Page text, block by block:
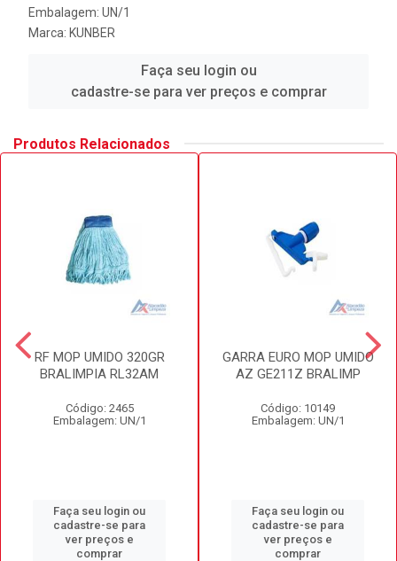
Embalagem: UN/1
Marca: KUNBER
Faça seu login ou
cadastre-se para ver preços e comprar
Produtos Relacionados
RF MOP UMIDO 320GR
BRALIMPIA RL32AM
Código: 2465
Embalagem: UN/1
Faça seu login ou
cadastre-se para
ver preços e
comprar
GARRA EURO MOP UMIDO
AZ GE211Z BRALIMP
Código: 10149
Embalagem: UN/1
Faça seu login ou
cadastre-se para
ver preços e
comprar